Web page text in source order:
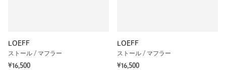
LOEFF
ストール / マフラー
¥16,500
LOEFF
ストール / マフラー
¥16,500